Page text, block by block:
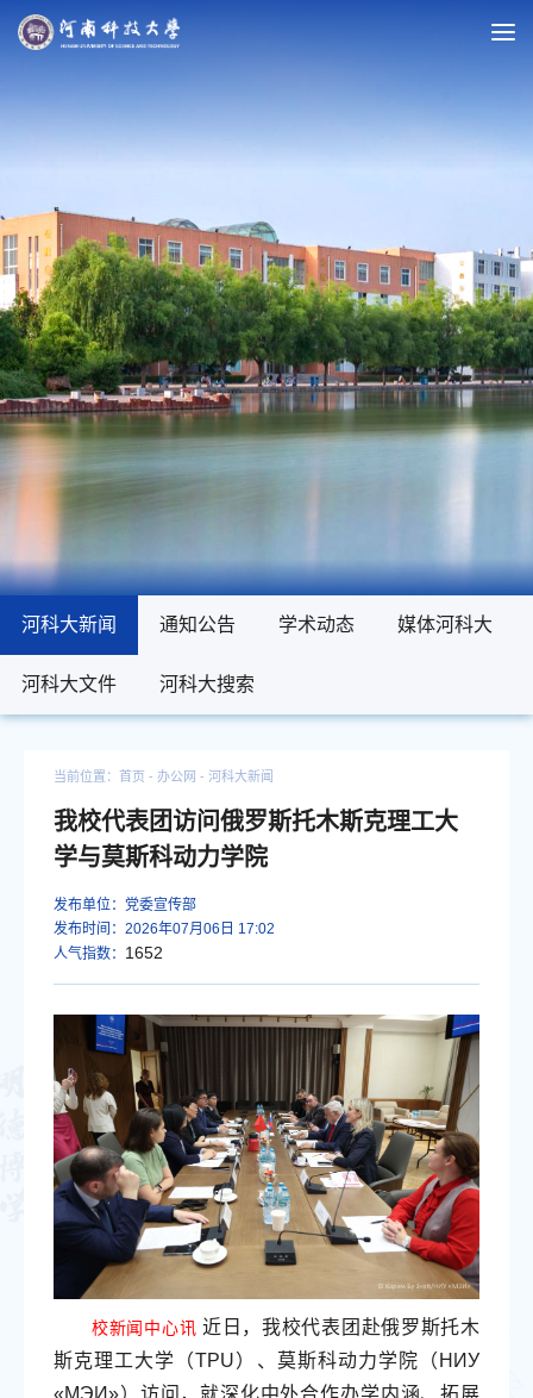
河科大新闻 通知公告 学术动态 媒体河科大
河科大文件 河科大搜索
河科大新闻 通知公告 学术动态 媒体河科大
河科大文件 河科大搜索
当前位置： 首页 - 办公网 - 河科大新闻
我校代表团访问俄罗斯托木斯克理工大
学与莫斯科动力学院
发布单位：党委宣传部
发布时间：2026年07月06日 17:02
人气指数： 1652
校新闻中心讯 近日，我校代表团赴俄罗斯托木
斯克理工大学（TPU）、莫斯科动力学院（НИУ
«МЭИ»）访问，就深化中外合作办学内涵、拓展